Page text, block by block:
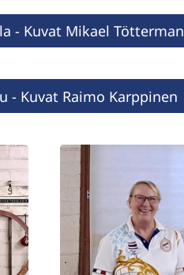
- Kuvat Mikael Tötterman
- Kuvat Raimo Karppinen